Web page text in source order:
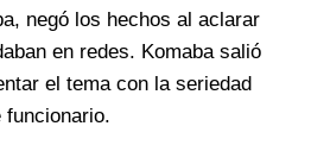
negó los hechos al aclarar
en redes. Komaba salió
el tema con la seriedad